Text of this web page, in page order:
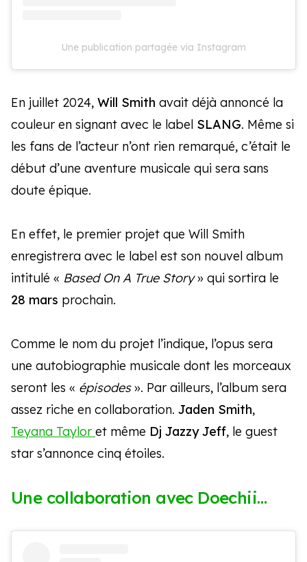
Une publication partagée via Instagram
En juillet 2024, Will Smith avait déjà annoncé la
couleur en signant avec le label SLANG. Même si
les fans de l’acteur n’ont rien remarqué, c’était le
début d’une aventure musicale qui sera sans
doute épique.
En effet, le premier projet que Will Smith
enregistrera avec le label est son nouvel album
intitulé « Based On A True Story» qui sortira le
28 mars prochain.
Comme le nom du projet l’indique, l’opus sera
une autobiographie musicale dont les morceaux
seront les « épisodes». Par ailleurs, l’album sera
assez riche en collaboration. Jaden Smith,
Teyana Taylor et même Dj Jazzy Jeff, le guest
star s’annonce cinq étoiles.
Une collaboration avec Doechii…